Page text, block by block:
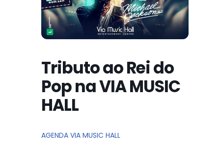
Tributo ao Rei do
Pop na VIA MUSIC
HALL
AGENDA VIA MUSIC HALL